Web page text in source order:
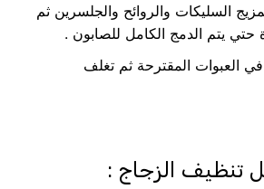
السليكات والروائح والجلسرين ثم
حتي يتم الدمج الكامل للصابون .
في العبوات المقترحة ثم تغلف
تنظيف الزجاج :